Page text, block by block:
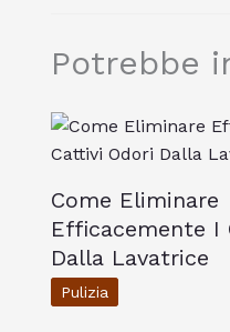
Potrebbe
Come Eliminare
Efficacemente I
Dalla Lavatrice
Pulizia